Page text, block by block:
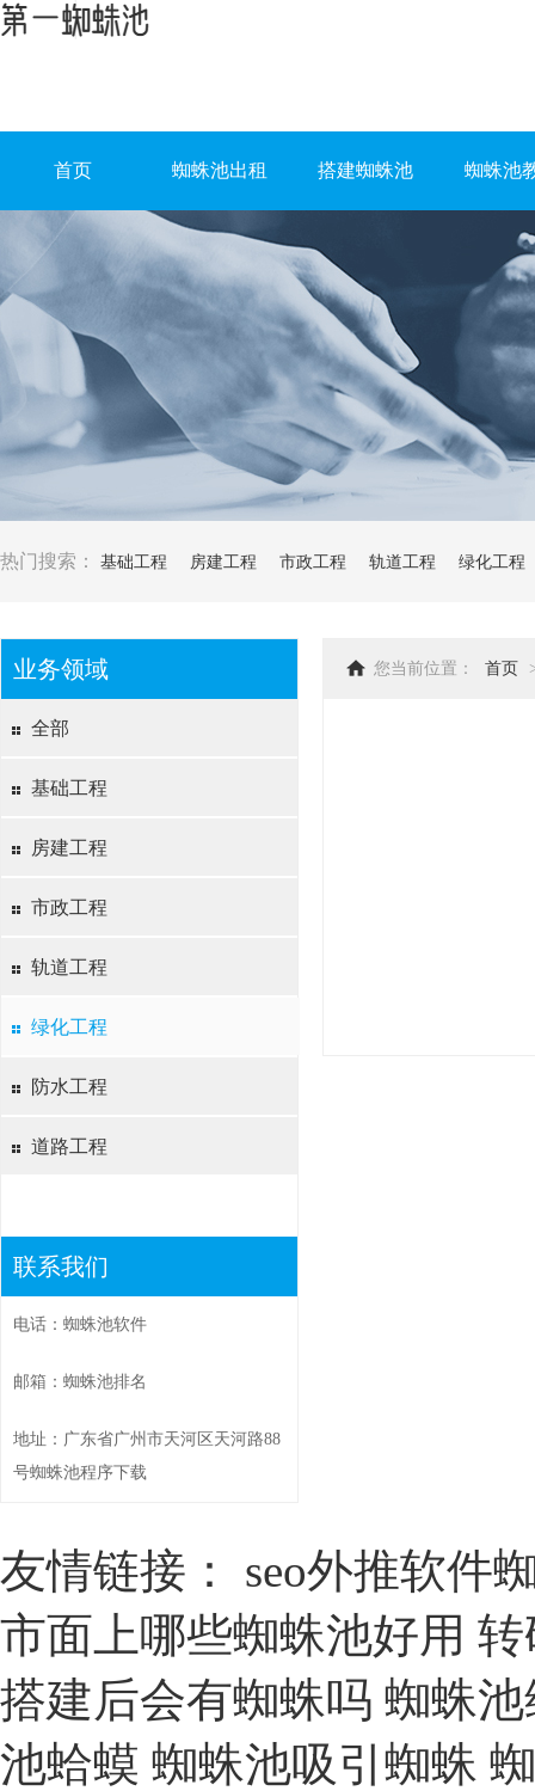
首页 蜘蛛池出租 搭建蜘蛛池 蜘蛛池
热门搜索： 基础工程 房建工程 市政工程 轨道工程 绿化工程
业务领域
全部
基础工程
房建工程
市政工程
轨道工程
绿化工程
防水工程
道路工程
联系我们
电话：蜘蛛池软件
邮箱：蜘蛛池排名
地址：广东省广州市天河区天河路88
号蜘蛛池程序下载
您当前位置： 首页
友情链接： seo外推软件
市面上哪些蜘蛛池好用 转
搭建后会有蜘蛛吗 蜘蛛
池蛤蟆 蜘蛛池吸引蜘蛛